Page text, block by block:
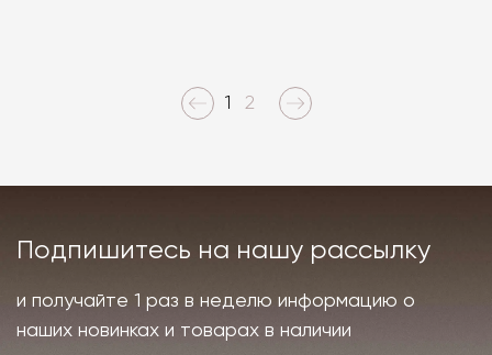
1 2
Подпишитесь на нашу рассылку
и получайте 1 раз в неделю информацию о
наших новинках и товарах в наличии